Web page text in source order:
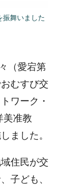
振舞いました
（愛宕第
むすび交
ワーク・
美准教
ました。
住民が交
子ども、